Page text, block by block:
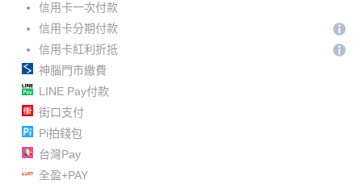
信用卡一次付款
信用卡分期付款
信用卡紅利折抵
神腦門市繳費
LINE Pay付款
街口支付
Pi拍錢包
台灣Pay
全盈+PAY